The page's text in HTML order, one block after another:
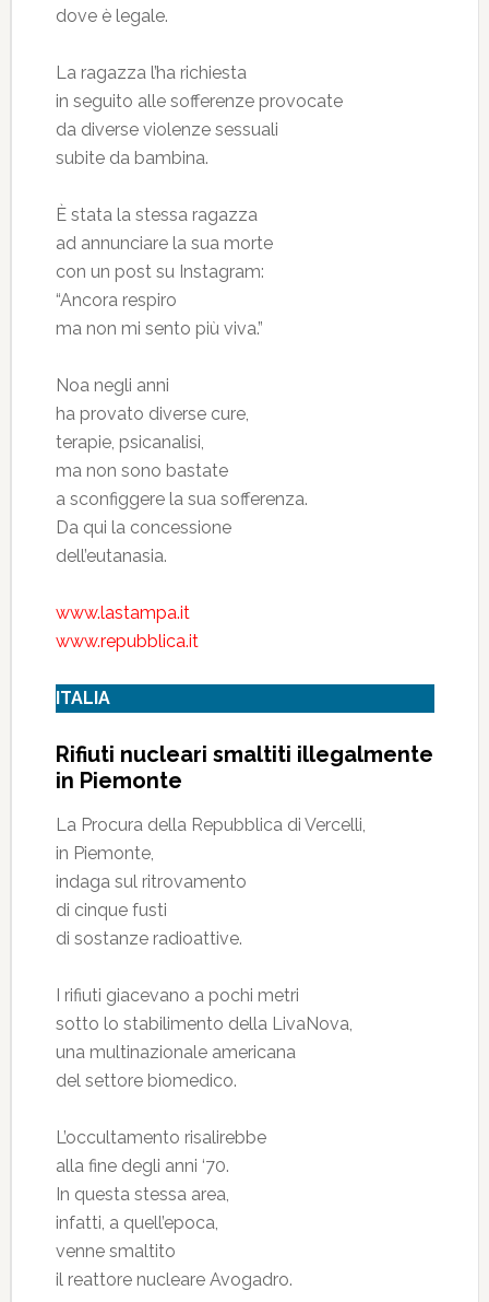
dove è legale.
La ragazza l’ha richiesta
in seguito alle sofferenze provocate
da diverse violenze sessuali
subite da bambina.
È stata la stessa ragazza
ad annunciare la sua morte
con un post su Instagram:
“Ancora respiro
ma non mi sento più viva.”
Noa negli anni
ha provato diverse cure,
terapie, psicanalisi,
ma non sono bastate
a sconfiggere la sua sofferenza.
Da qui la concessione
dell’eutanasia.
www.lastampa.it
www.repubblica.it
ITALIA
Rifiuti nucleari smaltiti illegalmente
in Piemonte
La Procura della Repubblica di Vercelli,
in Piemonte,
indaga sul ritrovamento
di cinque fusti
di sostanze radioattive.
I rifiuti giacevano a pochi metri
sotto lo stabilimento della LivaNova,
una multinazionale americana
del settore biomedico.
L’occultamento risalirebbe
alla fine degli anni ‘70.
In questa stessa area,
infatti, a quell’epoca,
venne smaltito
il reattore nucleare Avogadro.